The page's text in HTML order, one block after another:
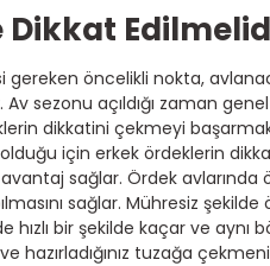
Dikkat
gereken öncelikli nokta,
sezonu açıldığı zaman
dikkatini çekmeyi
için erkek ördeklerin
sağlar. Ördek
sağlar. Mühresiz
hızlı bir şekilde kaçar ve
hazırladığınız tuzağa